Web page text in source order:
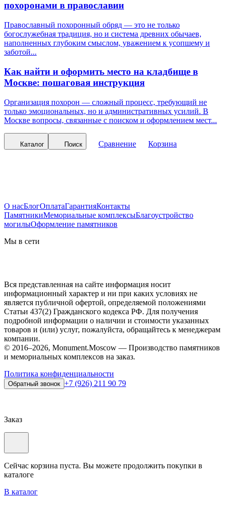
похоронами в православии
Православный похоронный обряд — это не только
богослужебная традиция, но и система древних обычаев,
наполненных глубоким смыслом, уважением к усопшему и
заботой...
Как найти и оформить место на кладбище в
Москве: пошаговая инструкция
Организация похорон — сложный процесс, требующий не
только эмоциональных, но и административных усилий. В
Москве вопросы, связанные с поиском и оформлением мест...
Каталог Поиск Сравнение Корзина
О насБлогОплатаГарантияКонтакты
ПамятникиМемориальные комплексыБлагоустройство
могилыОформление памятников
Мы в сети
Вся представленная на сайте информация носит
информационный характер и ни при каких условиях не
является публичной офертой, определяемой положениями
Статьи 437(2) Гражданского кодекса РФ. Для получения
подробной информации о наличии и стоимости указанных
товаров и (или) услуг, пожалуйста, обращайтесь к менеджерам
компании.
© 2016–2026, Monument.Moscow — Производство памятников
и мемориальных комплексов на заказ.
Политика конфиденциальности
Обратный звонок +7 (926) 211 90 79
Заказ
Сейчас корзина пуста. Вы можете продолжить покупки в
каталоге
В каталог